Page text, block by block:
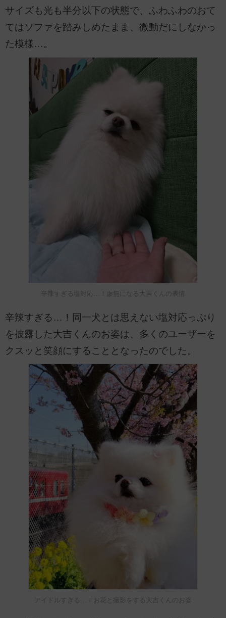
サイズも光も半分以下の状態で、ふわふわのおて
てはソファを踏みしめたまま、微動だにしなかっ
た模様…。
辛辣すぎる塩対応…！虚無になる大吉くんの表情
辛辣すぎる…！同一犬とは思えない塩対応っぷり
を披露した大吉くんのお姿は、多くのユーザーを
クスッと笑顔にすることとなったのでした。
アイドルすぎる…！お花と撮影をする大吉くんのお姿